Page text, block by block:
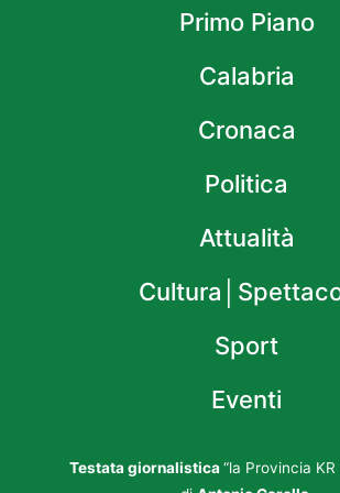
Primo Piano
Calabria
Cronaca
Politica
Attualità
Sport
Eventi
Testata giornalistica “la Provincia